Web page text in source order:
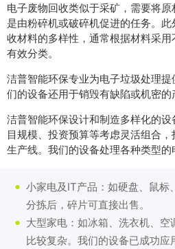
电子废物回收类似于采矿，需要将
是由粉碎机或破碎机促进的任务。
收材料的多样性，通常根据材料采
有效分类。
洁普智能环保专业为电子垃圾处理
们的设备还用于销毁有缺陷或机密的
洁普智能环保设计和制造多样化的
目规模、投资预算等考虑灵活组合
生产线。我们的设备处理各种类型的
小家电及IT产品：如硬盘、鼠标
分拣后，碎片可直接出售。
大型家电：如冰箱、洗衣机、空
比较复杂。我们的设备已成功应